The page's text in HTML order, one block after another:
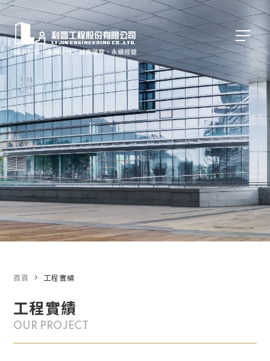
工程實績
OUR PROJECT
首頁 工程實績